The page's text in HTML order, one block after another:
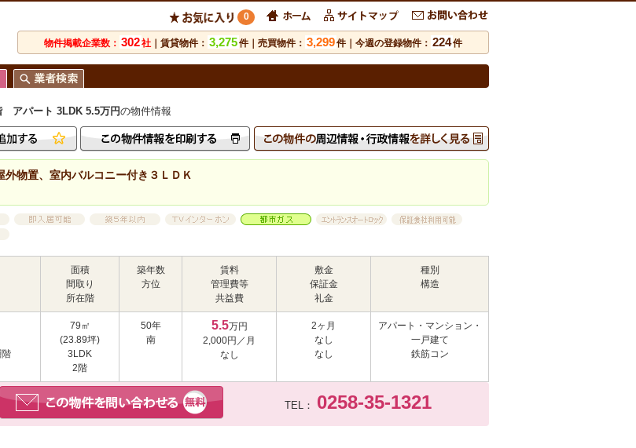
0
物件掲載企業数： 302社 ｜賃貸物件： 3,275件｜売買物件： 3,299件｜今週の登録物件： 224件
アパート 3LDK 5.5万円の物件情報
物置、室内バルコニー付き３ＬＤＫ
面積
間取り
所在階
築年数
方位
賃料
管理費等
共益費
敷金
保証金
礼金
種別
構造
79㎡
(23.89坪)
3LDK
2階
50年
南
5.5万円
2,000円／月
なし
2ヶ月
なし
なし
アパート・マンション・
一戸建て
鉄筋コン
TEL： 0258-35-1321